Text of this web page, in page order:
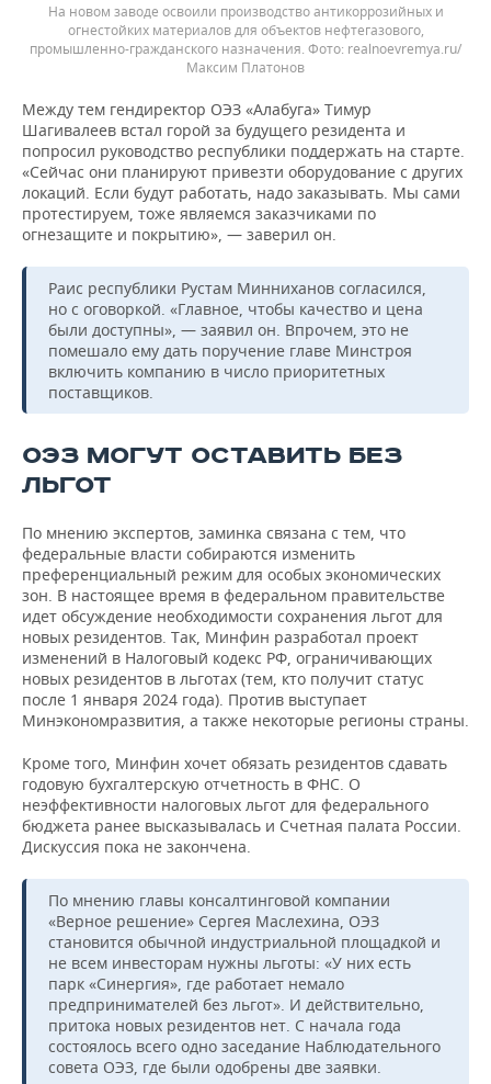
На новом заводе освоили производство антикоррозийных и
огнестойких материалов для объектов нефтегазового,
промышленно-гражданского назначения.
realnoevremya.ru/
Максим Платонов
Между тем гендиректор ОЭЗ «Алабуга» Тимур
Шагивалеев встал горой за будущего резидента и
попросил руководство республики поддержать на старте.
«Сейчас они планируют привезти оборудование с других
локаций. Если будут работать, надо заказывать. Мы сами
протестируем, тоже являемся заказчиками по
огнезащите и покрытию», — заверил он.
Раис республики Рустам Минниханов согласился,
но с оговоркой. «Главное, чтобы качество и цена
были доступны», — заявил он. Впрочем, это не
помешало ему дать поручение главе Минстроя
включить компанию в число приоритетных
поставщиков.
ОЭЗ МОГУТ ОСТАВИТЬ БЕЗ
ЛЬГОТ
По мнению экспертов, заминка связана с тем, что
федеральные власти собираются изменить
преференциальный режим для особых экономических
зон. В настоящее время в федеральном правительстве
идет обсуждение необходимости сохранения льгот для
новых резидентов. Так, Минфин разработал проект
изменений в Налоговый кодекс РФ, ограничивающих
новых резидентов в льготах (тем, кто получит статус
после 1 января 2024 года). Против выступает
Минэкономразвития, а также некоторые регионы страны.
Кроме того, Минфин хочет обязать резидентов сдавать
годовую бухгалтерскую отчетность в ФНС. О
неэффективности налоговых льгот для федерального
бюджета ранее высказывалась и Счетная палата России.
Дискуссия пока не закончена.
По мнению главы консалтинговой компании
«Верное решение» Сергея Маслехина, ОЭЗ
становится обычной индустриальной площадкой и
не всем инвесторам нужны льготы: «У них есть
парк «Синергия», где работает немало
предпринимателей без льгот». И действительно,
притока новых резидентов нет. С начала года
состоялось всего одно заседание Наблюдательного
совета ОЭЗ, где были одобрены две заявки.